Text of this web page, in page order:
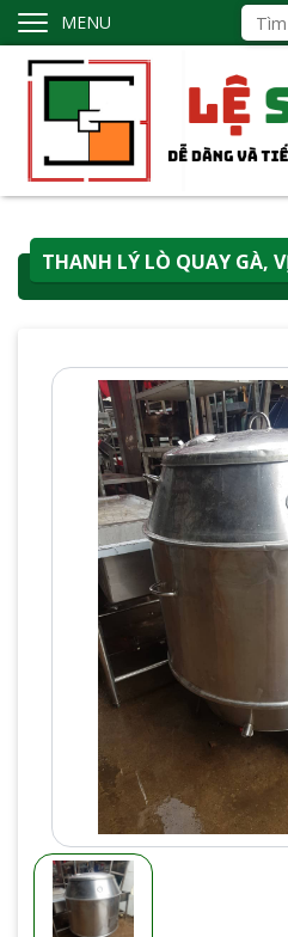
MENU
THANH LÝ LÒ QUAY GÀ,